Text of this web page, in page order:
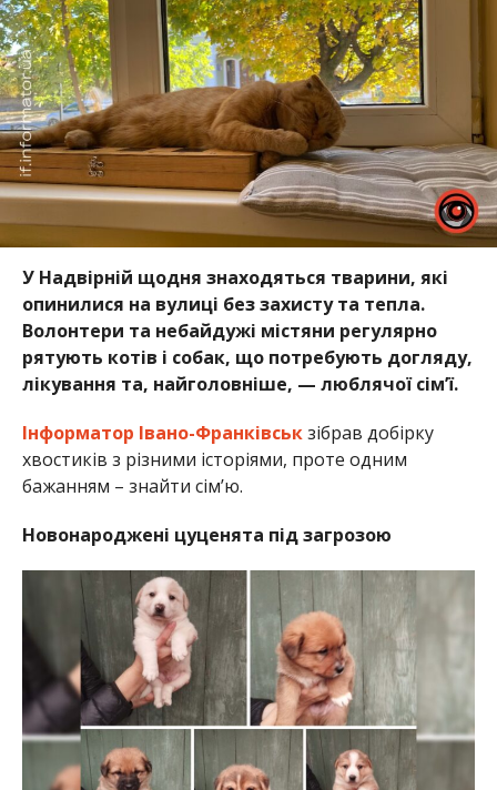
У Надвірній щодня знаходяться тварини, які
опинилися на вулиці без захисту та тепла.
Волонтери та небайдужі містяни регулярно
рятують котів і собак, що потребують догляду,
лікування та, найголовніше, — люблячої сім’ї.
Інформатор Івано-Франківськзібрав добірку
хвостиків з різними історіями, проте одним
бажанням – знайти сім’ю.
Новонароджені цуценята під загрозою